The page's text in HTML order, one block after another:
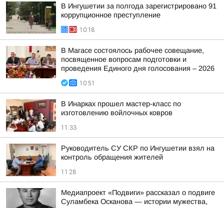
В Ингушетии за полгода зарегистрировано 91
коррупционное преступление
10:18
В Магасе состоялось рабочее совещание,
посвященное вопросам подготовки и
проведения Единого дня голосования – 2026
10:51
В Инарках прошел мастер-класс по
изготовлению войлочных ковров
11:33
Руководитель СУ СКР по Ингушетии взял на
контроль обращения жителей
11:28
Медиапроект «Подвиги» рассказал о подвиге
Суламбека Осканова — истории мужества,